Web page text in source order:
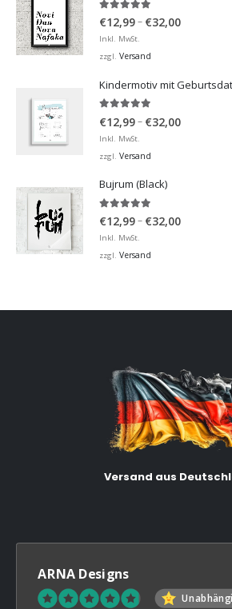
5.00von 5
€12,99– €32,00Preisspanne:
Inkl. MwSt.
zzgl. Versand
Kindermotiv mit
€12,99– €32,00Preisspanne:
Inkl. MwSt.
zzgl. Versand
Bujrum (Black)
5.00von 5
€12,99– €32,00Preisspanne:
Inkl. MwSt.
zzgl. Versand
Versand aus
ARNA Designs